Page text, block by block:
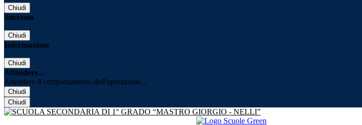
Chiudi
Successo
Chiudi
Informazione
Chiudi
Attendere...
Attendere il completamento dell'operazione...
Chiudi
Chiudi